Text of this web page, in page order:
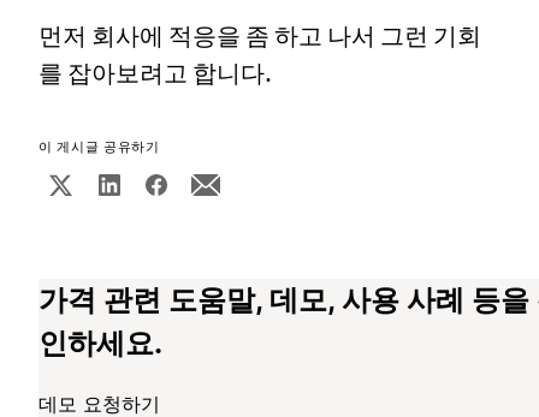
먼저 회사에 적응을 좀 하고 나서 그런 기회
를 잡아보려고 합니다.
이 게시글 공유하기
가격 관련 도움말, 데모, 사용 사례 등을
인하세요.
데모 요청하기